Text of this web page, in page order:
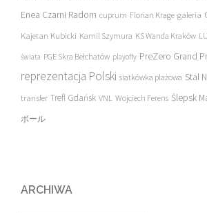
Enea Czarni Radom cuprum Florian Krage galeria
Kajetan Kubicki Kamil Szymura KS Wanda Kraków
świata PGE Skra Bełchatów playoffy PreZero Grand
reprezentacja Polski siatkówka plażowa Stal
transfer Trefl Gdańsk VNL Wojciech Ferens Ślepsk
ボール
ARCHIWA